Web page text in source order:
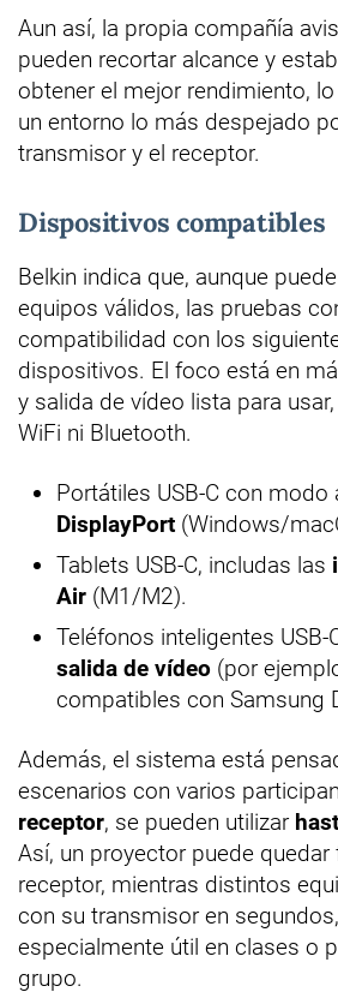
Aun así, la propia compañía
pueden recortar alcance y
obtener el mejor rendimiento,
un entorno lo más despejado
transmisor y el receptor.
Dispositivos compatibles
Belkin indica que, aunque
equipos válidos, las pruebas
compatibilidad con los
dispositivos. El foco está en
y salida de vídeo lista para
WiFi ni Bluetooth.
Portátiles USB-C con modo
DisplayPort (Windows/
Tablets USB-C, includas las
Air (M1/M2).
Teléfonos inteligentes USB-
salida de vídeo (por
compatibles con Samsung
Además, el sistema está
escenarios con varios
receptor, se pueden utilizar
Así, un proyector puede quedar
receptor, mientras distintos
con su transmisor en
especialmente útil en clases o
grupo.